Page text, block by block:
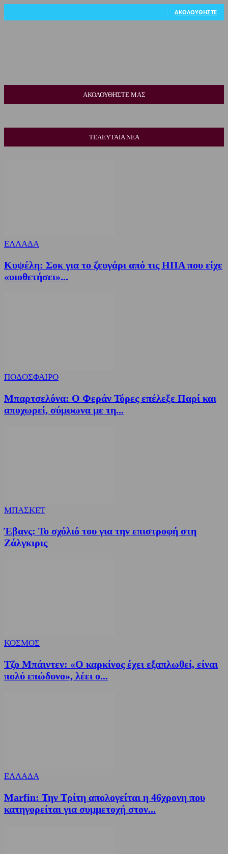
ΑΚΟΛΟΥΘΉΣΤΕ
ΑΚΟΛΟΥΘΗΣΤΕ ΜΑΣ
ΤΕΛΕΥΤΑΙΑ ΝΕΑ
ΕΛΛΑΔΑ
Κυψέλη: Σοκ για το ζευγάρι από τις ΗΠΑ που είχε
«υιοθετήσει»...
ΠΟΔΟΣΦΑΙΡΟ
Μπαρτσελόνα: Ο Φεράν Τόρες επέλεξε Παρί και
αποχωρεί, σύμφωνα με τη...
ΜΠΑΣΚΕΤ
Έβανς: Το σχόλιό του για την επιστροφή στη
Ζάλγκιρις
ΚΟΣΜΟΣ
Τζο Μπάιντεν: «Ο καρκίνος έχει εξαπλωθεί, είναι
πολύ επώδυνο», λέει ο...
ΕΛΛΑΔΑ
Marfin: Την Τρίτη απολογείται η 46χρονη που
κατηγορείται για συμμετοχή στον...